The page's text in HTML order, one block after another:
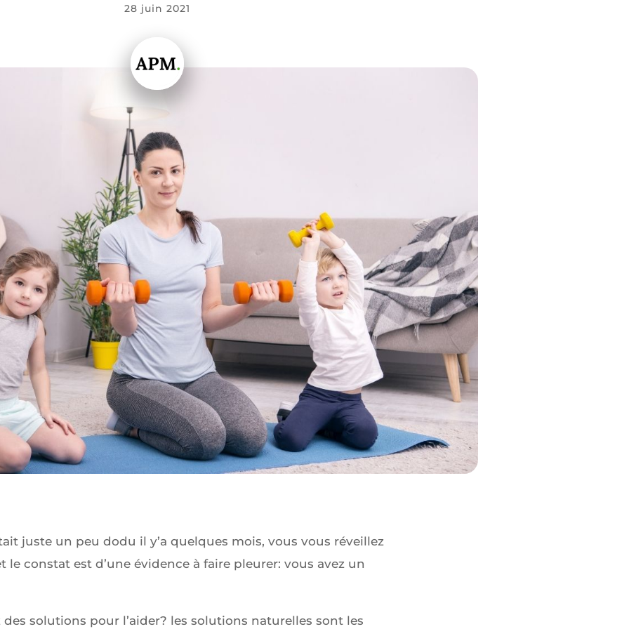
28 juin 2021
juste un peu dodu il y’a quelques mois, vous vous réveillez
le constat est d’une évidence à faire pleurer: vous avez un
solutions pour l’aider? les solutions naturelles sont les